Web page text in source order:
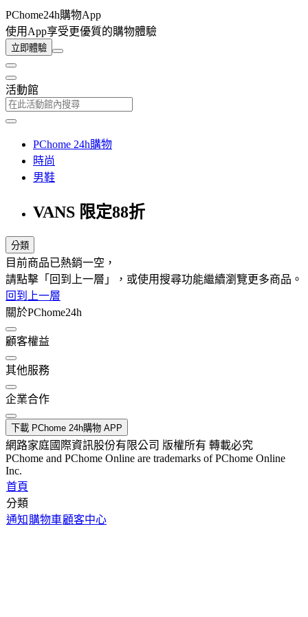
PChome24h購物App
使用App享受更優質的購物體驗
立即體驗
活動館
PChome 24h購物
時尚
男鞋
VANS 限定88折
分類
目前商品已熱銷一空，
請點擊「回到上一層」，或使用搜尋功能繼續瀏覽更多商品。
回到上一層
關於PChome24h
顧客權益
其他服務
企業合作
下載 PChome 24h購物 APP
網路家庭國際資訊股份有限公司 版權所有 轉載必究
PChome and PChome Online are trademarks of PChome Online
Inc.
首頁
分類
通知 購物車顧客中心